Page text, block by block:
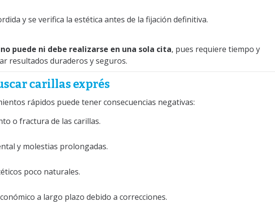
y se verifica la estética antes de la fijación definitiva.
no puede ni debe realizarse en una sola cita, pues requiere tiempo y
resultados duraderos y seguros.
carillas exprés
rápidos puede tener consecuencias negativas:
o fractura de las carillas.
y molestias prolongadas.
poco naturales.
a largo plazo debido a correcciones.